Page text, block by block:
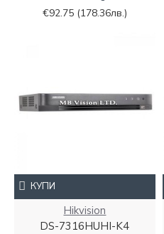
€92.75 (178.36лв.)
Hikvision
DS-7316HUHI-K4
КУПИ